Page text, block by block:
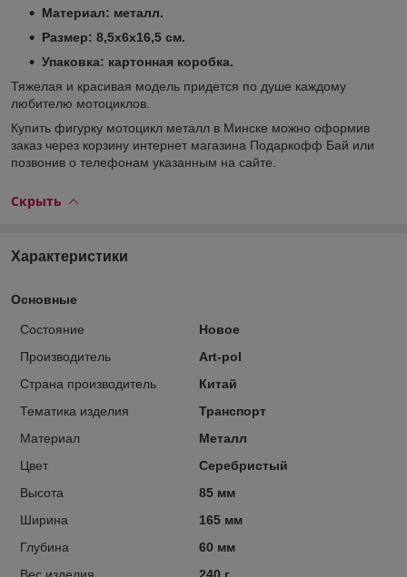
Материал: металл.
Размер: 8,5х6х16,5 см.
Упаковка: картонная коробка.
Тяжелая и красивая модель придется по душе каждому
любителю мотоциклов.
Купить фигурку мотоцикл металл в Минске можно оформив
заказ через корзину интернет магазина Подаркофф Бай или
позвонив о телефонам указанным на сайте.
Скрыть
Характеристики
Основные
Состояние
Новое
Производитель
Art-pol
Страна производитель
Китай
Тематика изделия
Транспорт
Материал
Металл
Цвет
Серебристый
Высота
85 мм
Ширина
165 мм
Глубина
60 мм
Вес изделия
240 г